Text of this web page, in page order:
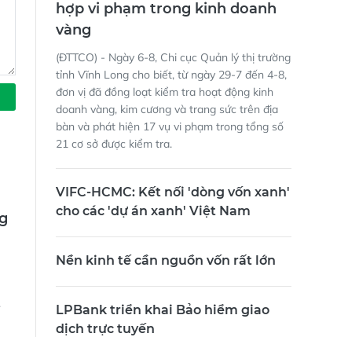
vàng
(ĐTTCO) - Ngày 6-8, Chi cục Quản lý thị trường
tỉnh Vĩnh Long cho biết, từ ngày 29-7 đến 4-8,
đơn vị đã đồng loạt kiểm tra hoạt động kinh
doanh vàng, kim cương và trang sức trên địa
bàn và phát hiện 17 vụ vi phạm trong tổng số
21 cơ sở được kiểm tra.
VIFC-HCMC: Kết nối 'dòng vốn xanh'
cho các 'dự án xanh' Việt Nam
Nền kinh tế cần nguồn vốn rất lớn
LPBank triển khai Bảo hiểm giao
dịch trực tuyến